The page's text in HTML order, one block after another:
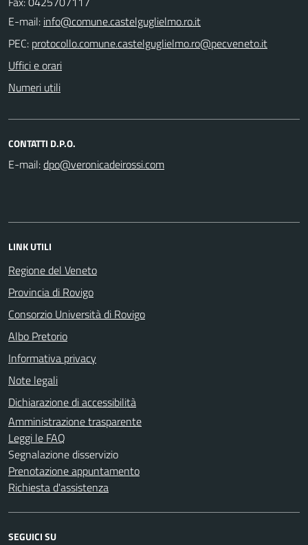
E-mail:
PEC:
Uffici e orari
Numeri utili
CONTATTI D.P.O.
E-mail:
LINK UTILI
Regione del Veneto
Provincia di Rovigo
Consorzio Università di Rovigo
Albo Pretorio
Informativa privacy
Note legali
Dichiarazione di accessibilità
Amministrazione trasparente
Leggi le FAQ
Segnalazione disservizio
Prenotazione appuntamento
Richiesta d'assistenza
SEGUICI SU